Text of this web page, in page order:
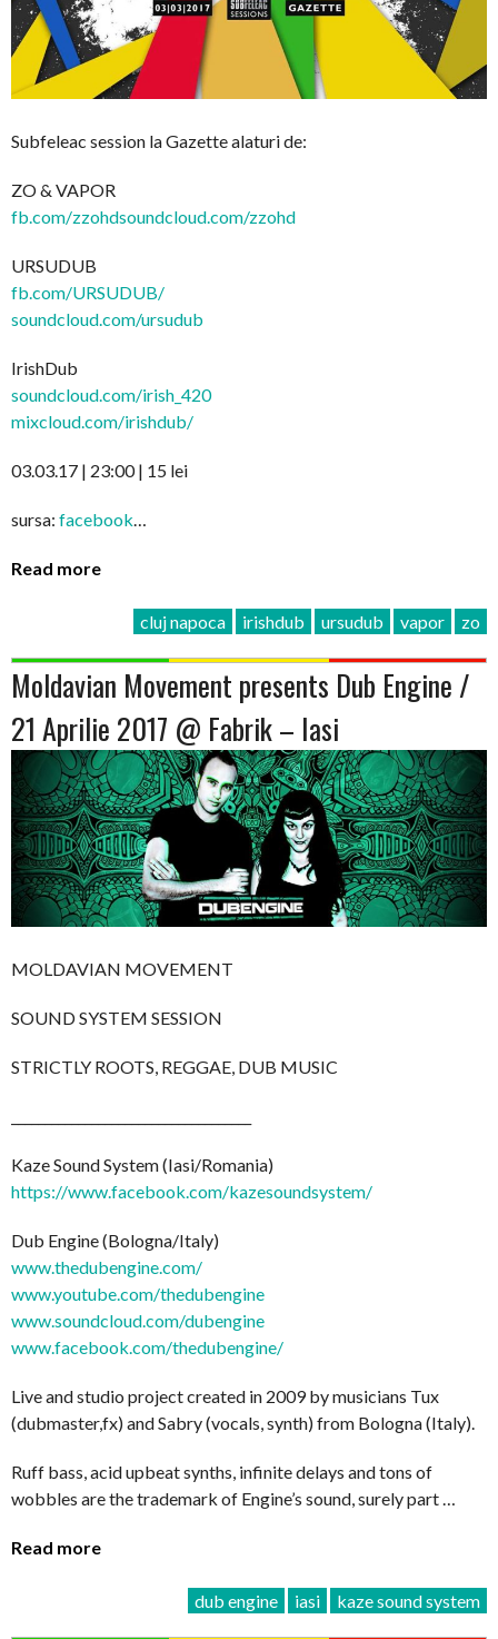
Subfeleac session la Gazette alaturi de:
ZO & VAPOR
fb.com/zzohdsoundcloud.com/zzohd
URSUDUB
fb.com/URSUDUB/
soundcloud.com/ursudub
IrishDub
soundcloud.com/irish_420
mixcloud.com/irishdub/
03.03.17 | 23:00 | 15 lei
sursa: facebook…
Read more
cluj napoca irishdub ursudub vapor zo
Moldavian Movement presents Dub Engine /
21 Aprilie 2017 @ Fabrik – Iasi
MOLDAVIAN MOVEMENT
SOUND SYSTEM SESSION
STRICTLY ROOTS, REGGAE, DUB MUSIC
Kaze Sound System (Iasi/Romania)
https://www.facebook.com/kazesoundsystem/
Dub Engine (Bologna/Italy)
www.thedubengine.com/
www.youtube.com/thedubengine
www.soundcloud.com/dubengine
www.facebook.com/thedubengine/
Live and studio project created in 2009 by musicians Tux
(dubmaster,fx) and Sabry (vocals, synth) from Bologna (Italy).
Ruff bass, acid upbeat synths, infinite delays and tons of
wobbles are the trademark of Engine’s sound, surely part …
Read more
dub engine iasi kaze sound system